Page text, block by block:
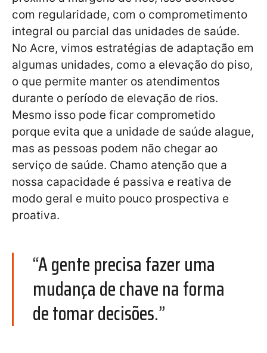
com regularidade, com o comprometimento
integral ou parcial das unidades de saúde.
No Acre, vimos estratégias de adaptação em
algumas unidades, como a elevação do piso,
o que permite manter os atendimentos
durante o período de elevação de rios.
Mesmo isso pode ficar comprometido
porque evita que a unidade de saúde alague,
mas as pessoas podem não chegar ao
serviço de saúde. Chamo atenção que a
nossa capacidade é passiva e reativa de
modo geral e muito pouco prospectiva e
proativa.
“A gente precisa fazer uma
mudança de chave na forma
de tomar decisões.”